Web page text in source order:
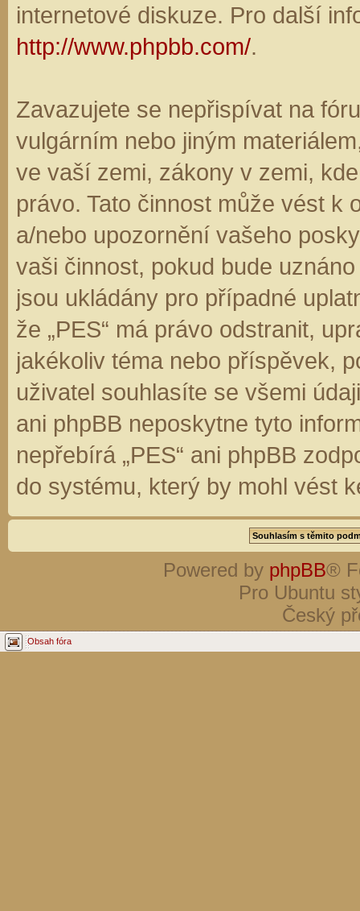
internetové diskuze. Pro další
http://www.phpbb.com/.
Zavazujete se nepřispívat na
vulgárním nebo jiným
ve vaší zemi, zákony v zemi,
právo. Tato činnost může vést k
a/nebo upozornění vašeho
vaši činnost, pokud bude
jsou ukládány pro případné
že „PES“ má právo odstranit,
jakékoliv téma nebo příspěvek,
uživatel souhlasíte se všemi
ani phpBB neposkytne tyto
nepřebírá „PES“ ani phpBB
do systému, který by mohl vést
Powered by phpBB®
Pro Ubuntu
Český
Obsah fóra